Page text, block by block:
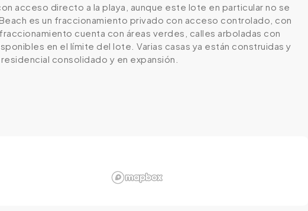
acceso directo a la playa, aunque este lote en particular no se
es un fraccionamiento privado con acceso controlado, con
cuenta con áreas verdes, calles arboladas con
en el límite del lote. Varias casas ya están construidas y
consolidado y en expansión.